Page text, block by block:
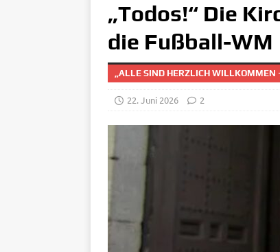
„Todos!“ Die
die Fußball-WM
„ALLE SIND HERZLICH WILLKOMMEN
22. Juni 2026 2